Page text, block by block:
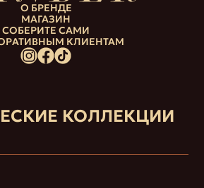
О БРЕНДЕ
МАГАЗИН
СОБЕРИТЕ САМИ
КЛИЕНТАМ
КОЛЛЕКЦИИ